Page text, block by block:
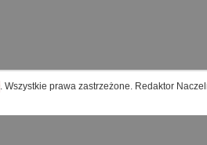
. Wszystkie prawa zastrzeżone. Redaktor